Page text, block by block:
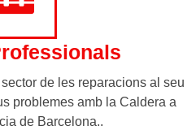
de les reparacions al seu
problemes amb la Caldera a
de Barcelona..